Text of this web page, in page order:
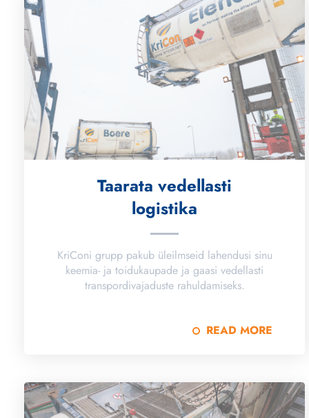
Taarata vedellasti
logistika
KriConi grupp pakub üleilmseid lahendusi sinu
keemia- ja toidukaupade ja gaasi vedellasti
transpordivajaduste rahuldamiseks.
READ MORE